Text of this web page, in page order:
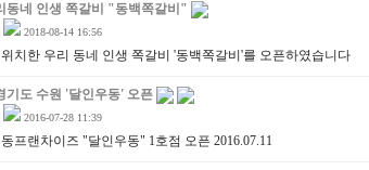
동네 인생 쪽갈비 "동백쪽갈비"
2018-08-14 16:56
치한 우리 동네 인생 쪽갈비 '동백쪽갈비'를 오픈하였습니다
기도 수원 '달인우동' 오픈
2016-07-28 11:39
프랜차이즈 "달인우동" 1호점 오픈 2016.07.11